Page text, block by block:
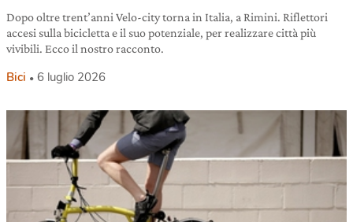
Dopo oltre trent’anni Velo-city torna in Italia, a Rimini. Riflettori
accesi sulla bicicletta e il suo potenziale, per realizzare città più
vivibili. Ecco il nostro racconto.
Bici 6 luglio 2026